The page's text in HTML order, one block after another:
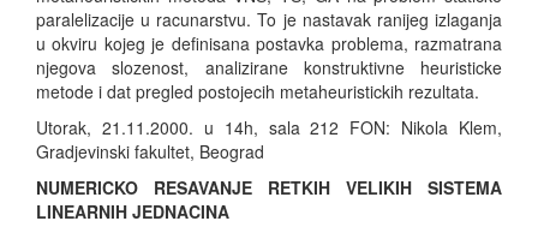
paralelizacije u racunarstvu. To je nastavak ranijeg izlaganja
u okviru kojeg je definisana postavka problema, razmatrana
njegova slozenost, analizirane konstruktivne heuristicke
metode i dat pregled postojecih metaheuristickih rezultata.
Utorak, 21.11.2000. u 14h, sala 212 FON: Nikola Klem,
Gradjevinski fakultet, Beograd
NUMERICKO RESAVANJE RETKIH VELIKIH SISTEMA
LINEARNIH JEDNACINA